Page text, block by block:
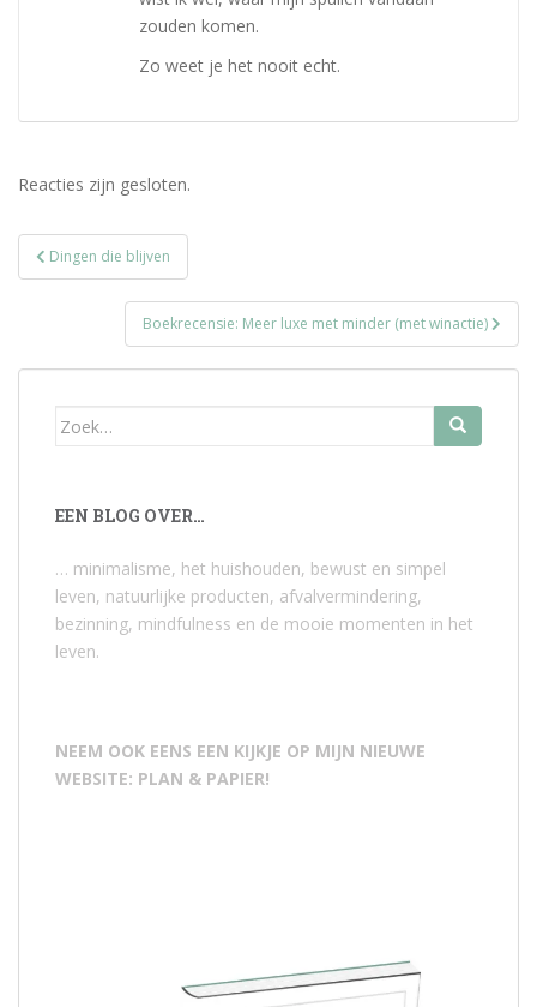
zouden komen.
Zo weet je het nooit echt.
Reacties zijn gesloten.
Bericht
navigatie
Dingen die blijven
Boekrecensie: Meer luxe met minder (met winactie)
Zoek
EEN BLOG OVER…
… minimalisme, het huishouden, bewust en simpel
leven, natuurlijke producten, afvalvermindering,
bezinning, mindfulness en de mooie momenten in het
leven.
NEEM OOK EENS EEN KIJKJE OP MIJN NIEUWE
WEBSITE: PLAN & PAPIER!